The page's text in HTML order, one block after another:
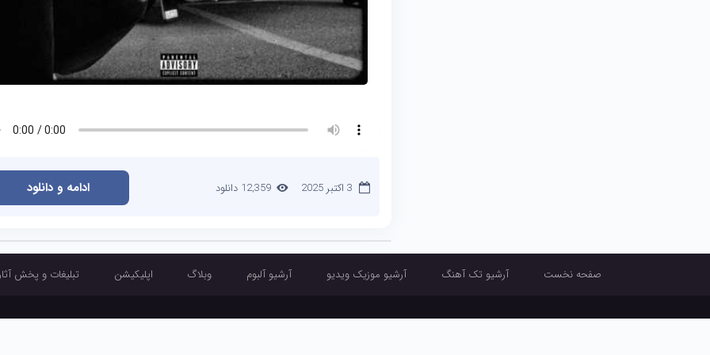
3 اکتبر 2025 12,359 دانلود ادامه و دانلود
صفحه نخست آرشیو تک آهنگ آرشیو موزیک ویدیو آرشیو آلبوم وبلاگ اپلیکیشن تبلیغات و پخش آثار